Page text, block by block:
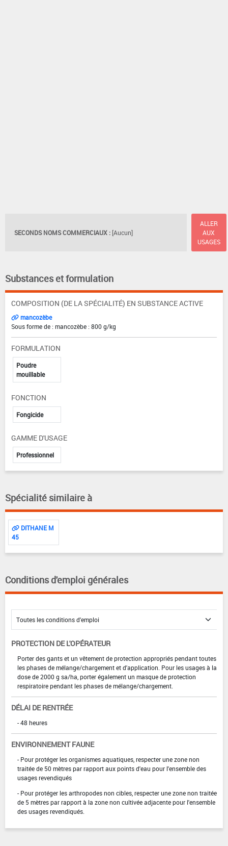
SECONDS NOMS COMMERCIAUX : [Aucun]
ALLER
AUX
USAGES
Substances et formulation
COMPOSITION (DE LA SPÉCIALITÉ) EN SUBSTANCE ACTIVE
mancozèbe
Sous forme de : mancozèbe : 800 g/kg
FORMULATION
Poudre
mouillable
FONCTION
Fongicide
GAMME D'USAGE
Professionnel
Spécialité similaire à
DITHANE M
45
Conditions d'emploi générales
PROTECTION DE L'OPÉRATEUR
Porter des gants et un vêtement de protection appropriés pendant toutes
les phases de mélange/chargement et d'application. Pour les usages à la
dose de 2000 g sa/ha, porter également un masque de protection
respiratoire pendant les phases de mélange/chargement.
DÉLAI DE RENTRÉE
- 48 heures
ENVIRONNEMENT FAUNE
- Pour protéger les organismes aquatiques, respecter une zone non
traitée de 50 mètres par rapport aux points d'eau pour l'ensemble des
usages revendiqués
- Pour protéger les arthropodes non cibles, respecter une zone non traitée
de 5 mètres par rapport à la zone non cultivée adjacente pour l'ensemble
des usages revendiqués.